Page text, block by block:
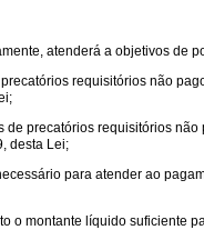
atenderá a objetivos de
requisitórios não
precatórios requisitórios
desta Lei;
para atender ao
o montante líquido suficiente